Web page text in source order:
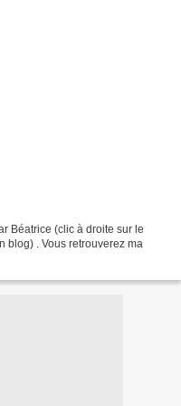
Béatrice (clic à droite sur le
blog) . Vous retrouverez ma